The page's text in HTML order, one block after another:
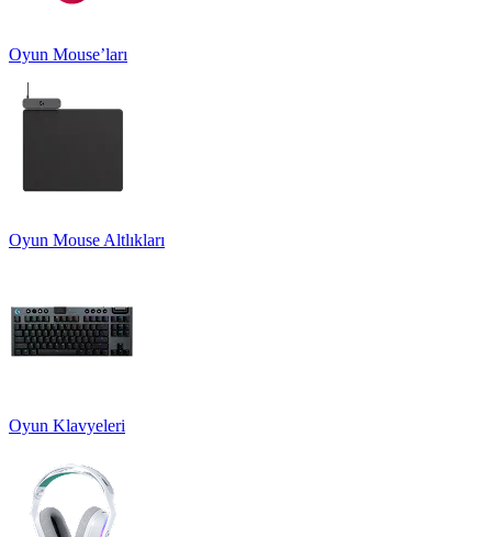
Oyun Mouse’ları
Oyun Mouse Altlıkları
Oyun Klavyeleri